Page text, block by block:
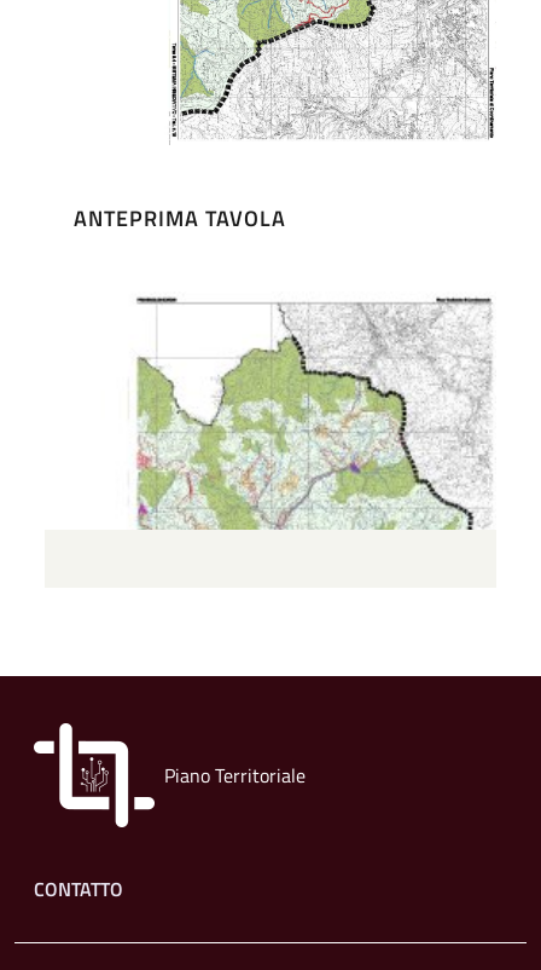
ANTEPRIMA TAVOLA
Piano Territoriale
Footer menu
CONTATTO